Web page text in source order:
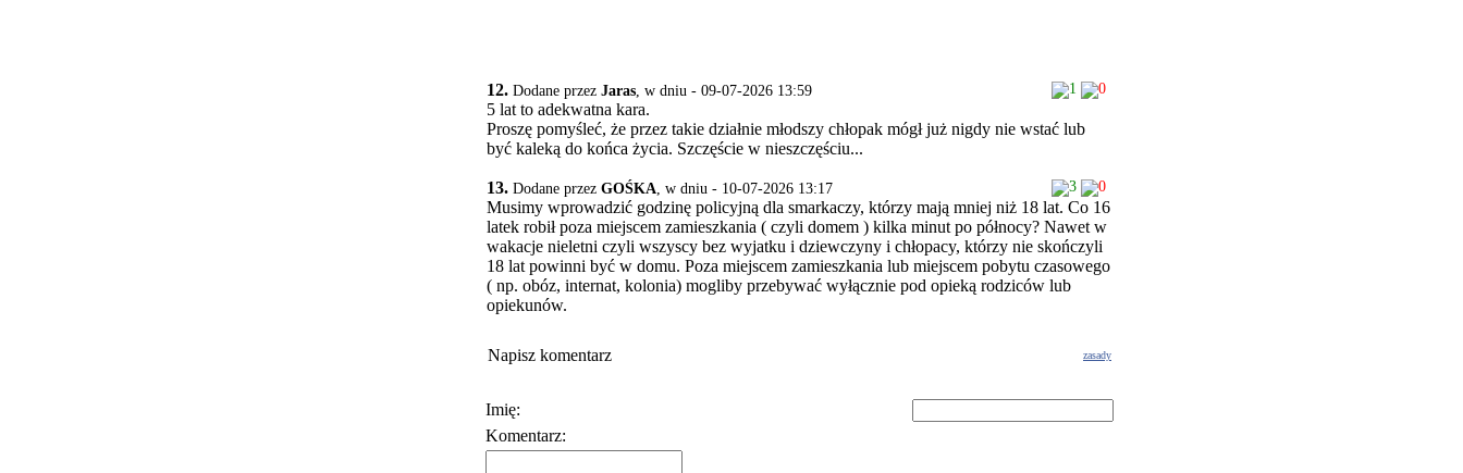
12. Dodane przez Jaras, w dniu - 09-07-2026 13:59 1 0
5 lat to adekwatna kara.
Proszę pomyśleć, że przez takie działnie młodszy chłopak mógł już nigdy nie wstać lub
być kaleką do końca życia. Szczęście w nieszczęściu...
13. Dodane przez GOŚKA, w dniu - 10-07-2026 13:17 3 0
Musimy wprowadzić godzinę policyjną dla smarkaczy, którzy mają mniej niż 18 lat. Co 16
latek robił poza miejscem zamieszkania ( czyli domem ) kilka minut po północy? Nawet w
wakacje nieletni czyli wszyscy bez wyjatku i dziewczyny i chłopacy, którzy nie skończyli
18 lat powinni być w domu. Poza miejscem zamieszkania lub miejscem pobytu czasowego
( np. obóz, internat, kolonia) mogliby przebywać wyłącznie pod opieką rodziców lub
opiekunów.
Napisz komentarz zasady
Imię:
Komentarz: